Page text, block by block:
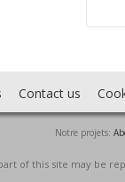
Contact us
Notre projets:
of this site may be